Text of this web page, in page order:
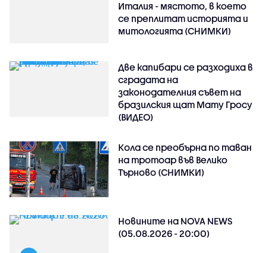
Италия - мястото, в което
се преплитат историята и
митологията (СНИМКИ)
Две капибари се разходиха в
сградата на
законодателния съвет на
бразилския щат Мату Гросу
(ВИДЕО)
Кола се преобърна по таван
на тротоар във Велико
Търново (СНИМКИ)
Новините на NOVA NEWS
(05.08.2026 - 20:00)